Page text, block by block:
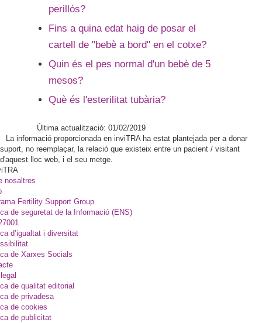
perillós?
Fins a quina edat haig de posar el
cartell de "bebè a bord" en el cotxe?
Quin és el pes normal d'un bebè de 5
mesos?
Què és l'esterilitat tubària?
Última actualització: 01/02/2019
La informació proporcionada en inviTRA ha estat plantejada per a donar
suport, no reemplaçar, la relació que existeix entre un pacient / visitant
d'aquest lloc web, i el seu metge.
nosaltres
Fertility Support Group
de seguretat de la Informació (ENS)
d’igualtat i diversitat
de Xarxes Socials
de qualitat editorial
de privadesa
de cookies
de publicitat